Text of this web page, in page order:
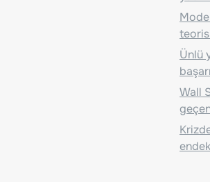
Ünlü
Wall